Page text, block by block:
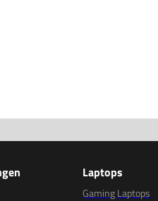
Laptops
Gaming Laptops